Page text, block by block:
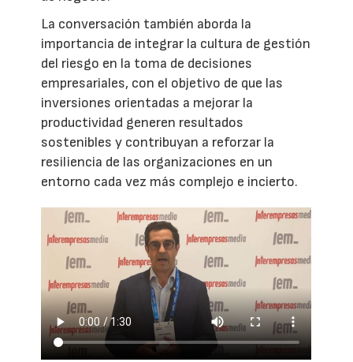
La conversación también aborda la
importancia de integrar la cultura de gestión
del riesgo en la toma de decisiones
empresariales, con el objetivo de que las
inversiones orientadas a mejorar la
productividad generen resultados
sostenibles y contribuyan a reforzar la
resiliencia de las organizaciones en un
entorno cada vez más complejo e incierto.